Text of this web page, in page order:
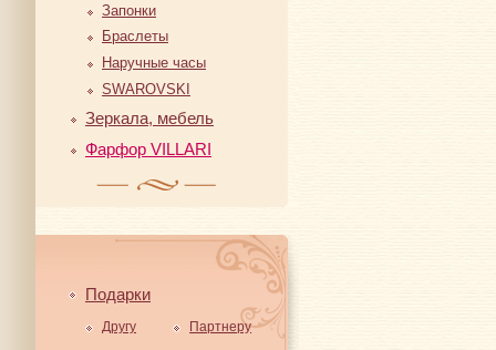
Запонки
Браслеты
Наручные часы
SWAROVSKI
Зеркала, мебель
Фарфор VILLARI
Подарки
Другу Партнеру